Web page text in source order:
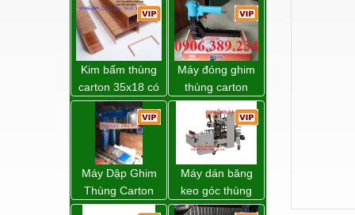
Đúc chính xác Thiết bị
Dụng cụ cầm tay
Dụng cụ cắt gọt
Dụng cụ điện
Dụng cụ đo
Gỗ - Trang thiết bị
Hàn cắt - Thiết bị
hãng giá tốt
chính hãng
Kim bấm thùng
carton 35x18 có
sẵn giá rẻ toàn
quốc
Máy đóng ghim
thùng carton
dùng khí nén giá
tốt
Máy Dập Ghim
Thùng Carton
Wp-1200 Chính
Máy dán băng
keo góc thùng
carton giá tốt